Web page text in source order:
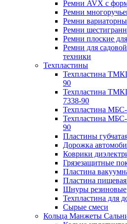
Ремни AVX с
Ремни
Ремни
Ремни
Ремни плоские
Ремни для
техники
Техпластины
Техпластина
90
Техпластина
7338-90
Техпластина
Техпластина
90
Пластины
Дорожка
Коврики
Грязезащитные
Пластина
Пластина
Шнуры резиновые
Техпластина для
Сырые смеси
Кольца Манжеты